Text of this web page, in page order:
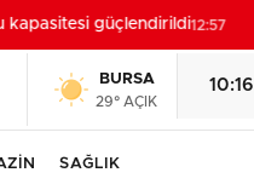
güçlendirildi 12:57
BURSA
29° AÇIK
10:16
SAĞLIK